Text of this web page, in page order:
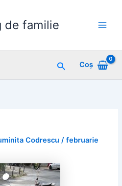
de familie
SearchCoș
Codrescu/februarie